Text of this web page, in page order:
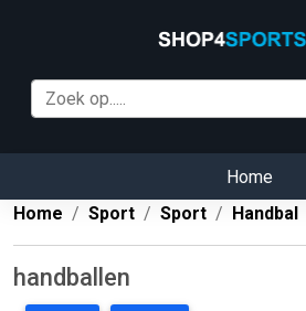
Home
Home
Sport Sport Handbal
handballen